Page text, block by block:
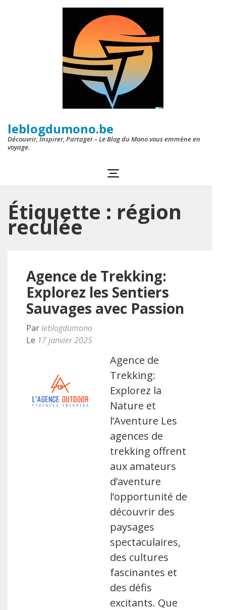
leblogdumono.be
Découvrir, Inspirer, Partager – Le Blog du Mono vous emmène en
voyage.
Étiquette : région
reculée
Agence de Trekking:
Explorez les Sentiers
Sauvages avec Passion
Parleblogdumono
Le 17 janvier 2025
Agence de
Trekking:
Explorez la
Nature et
l’Aventure Les
agences de
trekking offrent
aux amateurs
d’aventure
l’opportunité de
découvrir des
paysages
spectaculaires,
des cultures
fascinantes et
des défis
excitants. Que